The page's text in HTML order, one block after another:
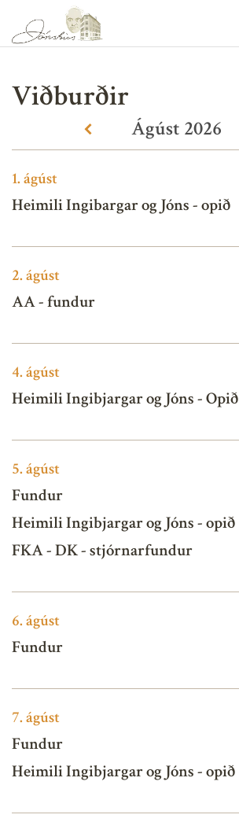
Viðburðir
Ágúst 2026
«
1.ágúst
Heimili Ingibargar og Jóns - opið
2.ágúst
AA - fundur
4.ágúst
Heimili Ingibjargar og Jóns - Opið
5.ágúst
Fundur
Heimili Ingibjargar og Jóns - opið
FKA - DK - stjórnarfundur
6.ágúst
Fundur
7.ágúst
Fundur
Heimili Ingibjargar og Jóns - opið